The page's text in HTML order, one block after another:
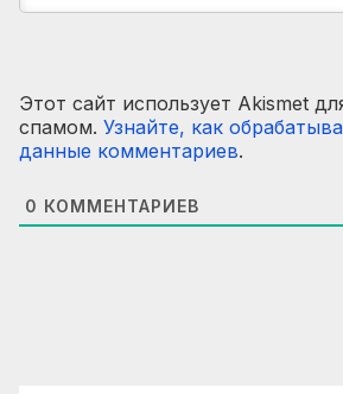
Этот сайт использует Akismet
спамом. Узнайте, как
данные комментариев.
0 КОММЕНТАРИЕВ